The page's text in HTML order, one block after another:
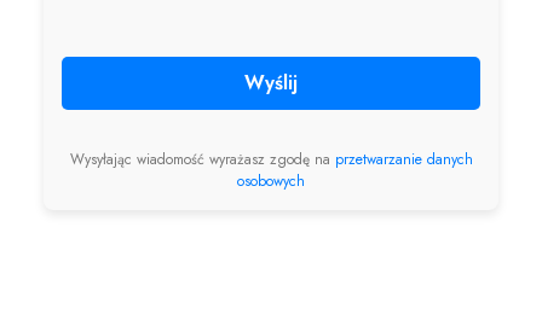
Wyślij
Wysyłając wiadomość wyrażasz zgodę na przetwarzanie danych
osobowych